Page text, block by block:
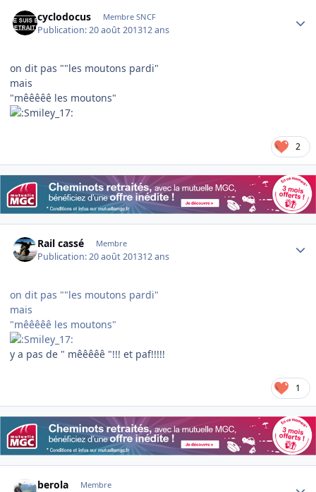
cyclodocus Membre SNCF
Publication:20 août 201312 ans
on dit pas ""les moutons pardi"
mais
"mêêêêê les moutons"
2
Rail cassé Membre
Publication:20 août 201312 ans
on dit pas ""les moutons pardi"
mais
"mêêêêê les moutons"
y a pas de " mêêêêê "!!! et paf!!!!!
1
berola Membre